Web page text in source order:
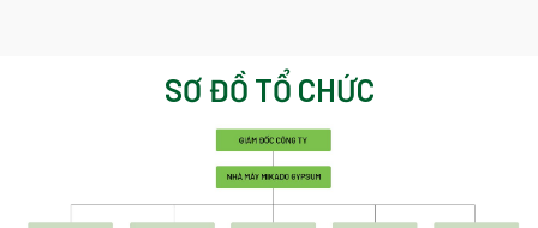
SƠ ĐỒ TỔ CHỨC